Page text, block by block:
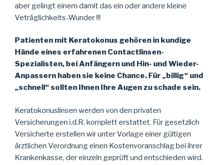
aber gelingt einem damit das ein oder andere kleine
Veträglichkeits-Wunder !!!
Patienten mit Keratokonus gehören in kundige
Hände eines erfahrenen Contactlinsen-
Spezialisten, bei Anfängern und Hin- und Wieder-
Anpassern haben sie keine Chance. Für „billig“ und
„schnell“ sollten Ihnen Ihre Augen zu schade sein.
Keratokonuslinsen werden von den privaten
Versicherungen i.d.R. komplett erstattet. Für gesetzlich
Versicherte erstellen wir unter Vorlage einer gültigen
ärztlichen Verordnung einen Kostenvoranschlag bei ihrer
Krankenkasse, der einzeln geprüft und entschieden wird.